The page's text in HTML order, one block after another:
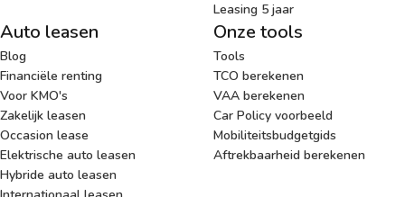
Leasing 5 jaar
Auto leasen
Blog
Financiële renting
Voor KMO's
Zakelijk leasen
Occasion lease
Elektrische auto leasen
Hybride auto leasen
Onze tools
Tools
TCO berekenen
VAA berekenen
Car Policy voorbeeld
Mobiliteitsbudgetgids
Aftrekbaarheid berekenen